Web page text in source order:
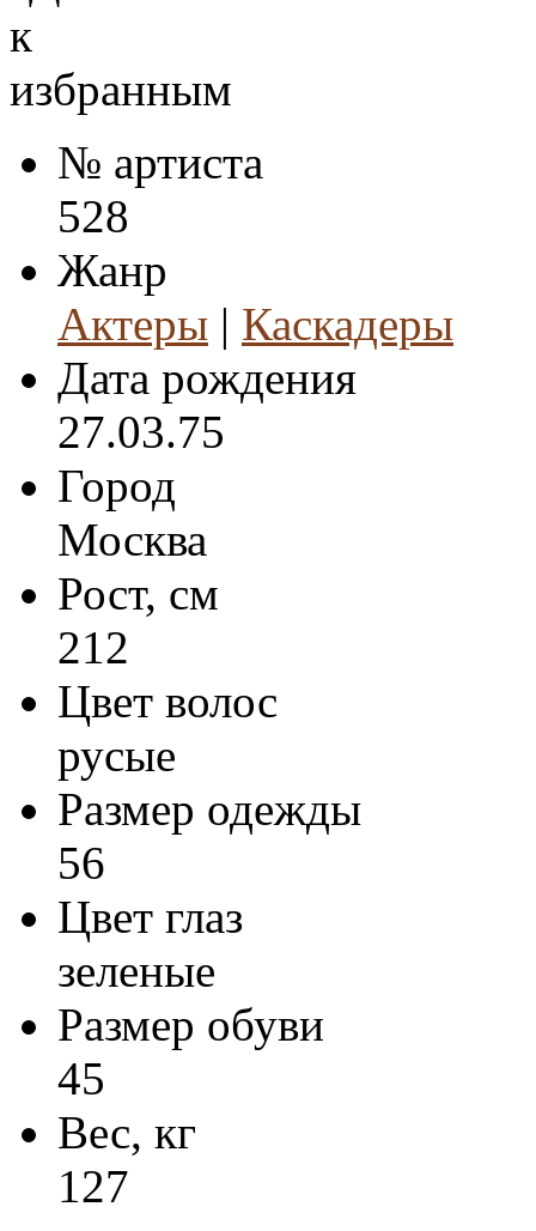
№ артиста
528
Жанр
Актеры | Каскадеры
Дата рождения
27.03.75
Город
Москва
Рост, см
212
Цвет волос
русые
Размер одежды
56
Цвет глаз
зеленые
Размер обуви
45
Вес, кг
127